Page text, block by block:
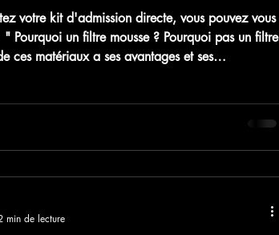
votre kit d'admission directe, vous pouvez vous
Pourquoi un filtre mousse ? Pourquoi pas un filtre
ces matériaux a ses avantages et ses
min de lecture